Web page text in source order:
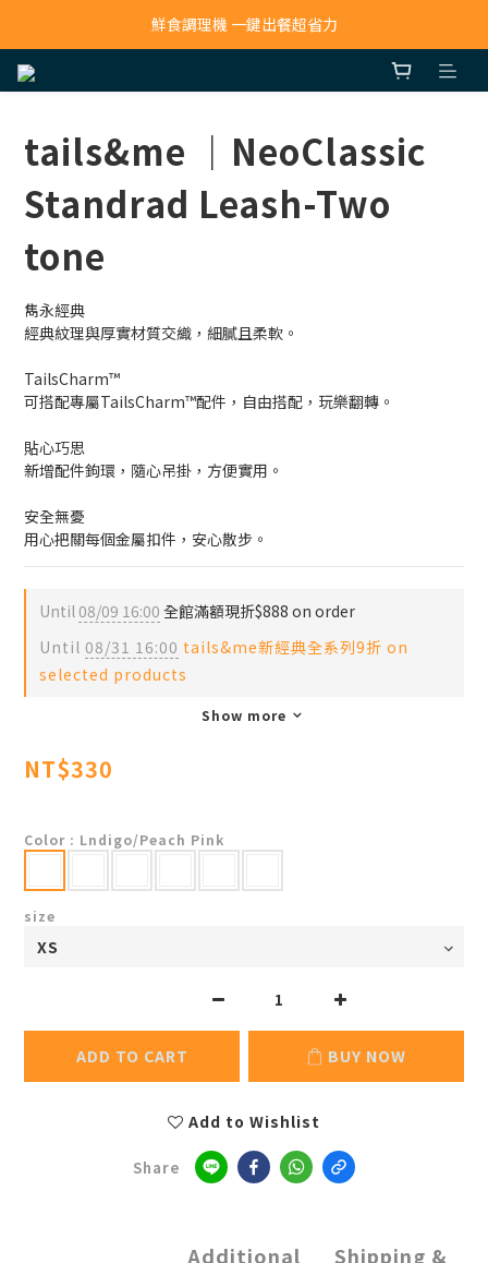
寵物吸毛機 吸毛清淨抗敏一次搞定
鮮食調理機 一鍵出餐超省力
tails&me ｜NeoClassic
Standrad Leash-Two
tone
雋永經典
經典紋理與厚實材質交織，細膩且柔軟。
TailsCharm™​
可搭配專屬TailsCharm™配件，自由搭配，玩樂翻轉。
貼心巧思
新增配件鉤環，隨心吊掛，方便實用。
安全無憂
用心把關每個金屬扣件，安心散步。
Until08/09 16:00 全館滿額現折$888 on order
Until 08/31 16:00 tails&me新經典全系列9折 on
selected products
Show more
NT$330
Color : Lndigo/Peach Pink
size
ADD TO CART BUY NOW
Add to Wishlist
Share
Additional
Shipping &